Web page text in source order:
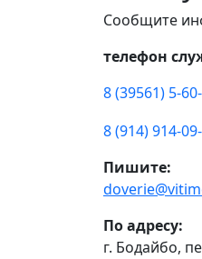
Сообщите
телефон
8 (39561) 5-
8 (914) 914-
Пишите:
По адресу:
г. Бодайбо,